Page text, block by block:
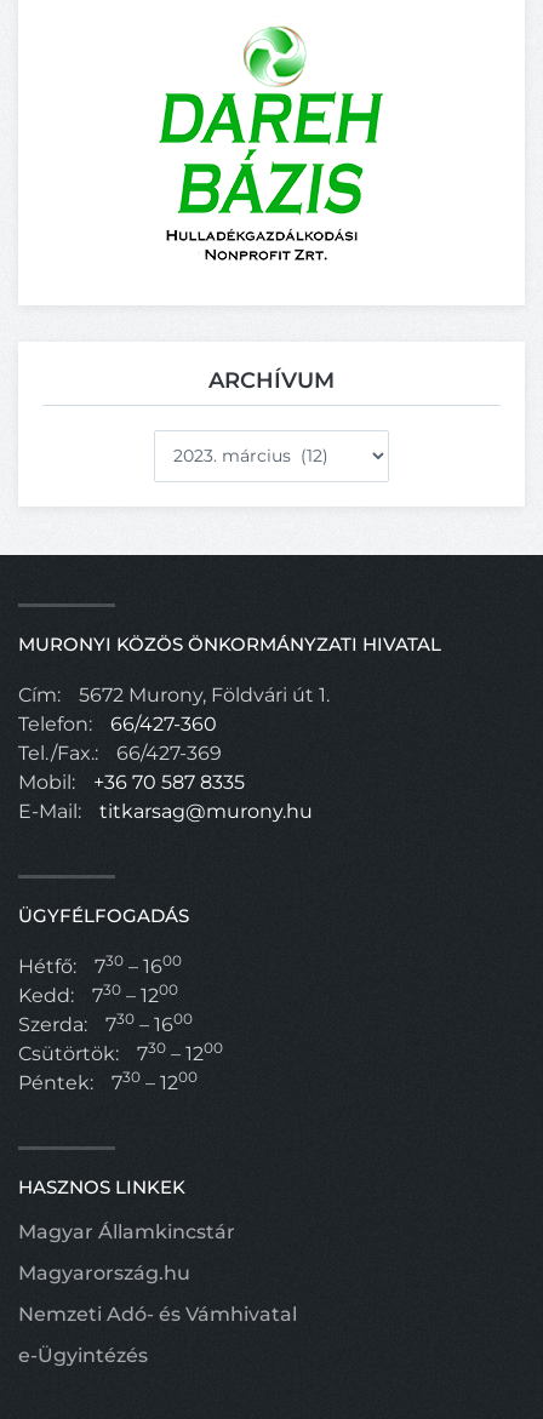
ARCHÍVUM
MURONYI KÖZÖS ÖNKORMÁNYZATI HIVATAL
Cím:
5672 Murony, Földvári út 1.
Telefon:
66/427-360
Tel./Fax.:
66/427-369
Mobil:
+36 70 587 8335
E-Mail:
titkarsag@murony.hu
ÜGYFÉLFOGADÁS
Hétfő: 730 – 1600
Kedd: 730 – 1200
Szerda: 730 – 1600
Csütörtök: 730 – 1200
Péntek: 730 – 1200
HASZNOS LINKEK
Magyar Államkincstár
Magyarország.hu
Nemzeti Adó- és Vámhivatal
e-Ügyintézés